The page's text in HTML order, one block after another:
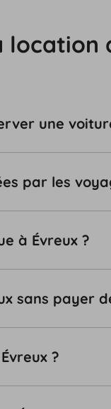
une
par les
à Évreux ?
sans payer
?